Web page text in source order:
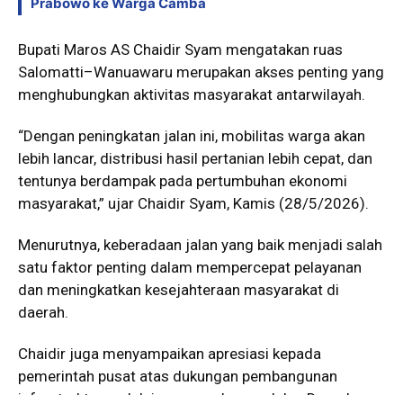
Bupati Maros AS Chaidir Syam mengatakan ruas
Salomatti–Wanuawaru merupakan akses penting yang
menghubungkan aktivitas masyarakat antarwilayah.
“Dengan peningkatan jalan ini, mobilitas warga akan
lebih lancar, distribusi hasil pertanian lebih cepat, dan
tentunya berdampak pada pertumbuhan ekonomi
masyarakat,” ujar Chaidir Syam, Kamis (28/5/2026).
Menurutnya, keberadaan jalan yang baik menjadi salah
satu faktor penting dalam mempercepat pelayanan
dan meningkatkan kesejahteraan masyarakat di
daerah.
Chaidir juga menyampaikan apresiasi kepada
pemerintah pusat atas dukungan pembangunan